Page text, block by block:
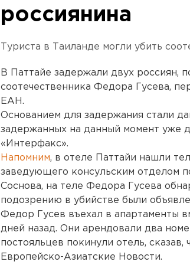
россиянина
Туриста в Таиланде могли убить
В Паттайе задержали двух россиян,
соотечественника Федора Гусева,
ЕАН.
Основанием для задержания стали
задержанных на данный момент уже
«Интерфакс».
Напомним, в отеле Паттайи нашли
заведующего консульским отделом
Соснова, на теле Федора Гусева
подозрению в убийстве были
Федор Гусев въехал в апартаменты
дней назад. Они арендовали два
постояльцев покинули отель, сказав,
Европейско-Азиатские Новости.